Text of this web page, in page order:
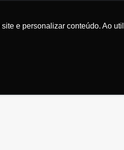
e personalizar conteúdo. Ao